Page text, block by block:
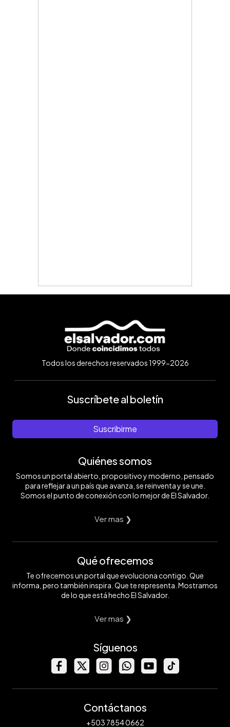
Todos los derechos reservados 1999-2026
Suscríbete al boletín
Suscribirme
Quiénes somos
Somos un portal abierto, propositivo y moderno, pensado
para reflejar a un país que avanza, se reinventa y se une.
Somos el punto de conexión con lo mejor de El Salvador.
Ver mas ❯
Qué ofrecemos
Te ofrecemos un portal que evoluciona contigo. Que
informa, pero también inspira. Que te representa. Mostramos
de lo que está hecho El Salvador.
Ver mas ❯
Síguenos
Contáctanos
+503 7854 0662